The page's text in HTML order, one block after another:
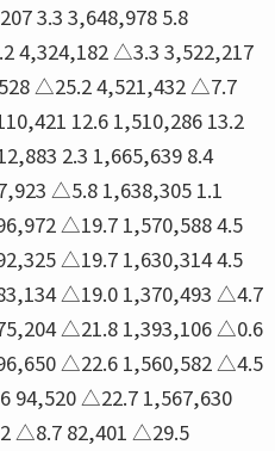
3.3 3,648,978 5.8
4,324,182 △3.3 3,522,217
△25.2 4,521,432 △7.7
12.6 1,510,286 13.2
2.3 1,665,639 8.4
△5.8 1,638,305 1.1
△19.7 1,570,588 4.5
△19.7 1,630,314 4.5
△19.0 1,370,493 △4.7
△21.8 1,393,106 △0.6
△22.6 1,560,582 △4.5
94,520 △22.7 1,567,630
△8.7 82,401 △29.5